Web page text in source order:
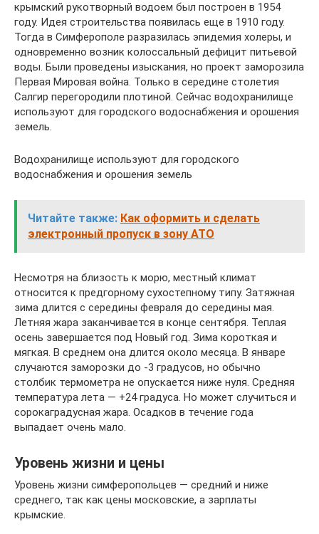
крымский рукотворный водоем был построен в 1954
году. Идея строительства появилась еще в 1910 году.
Тогда в Симферополе разразилась эпидемия холеры, и
одновременно возник колоссальный дефицит питьевой
воды. Были проведены изыскания, но проект заморозила
Первая Мировая война. Только в середине столетия
Салгир перегородили плотиной. Сейчас водохранилище
используют для городского водоснабжения и орошения
земель.
Водохранилище используют для городского
водоснабжения и орошения земель
Читайте также: Как оформить и сделать
электронный пропуск в зону АТО
Несмотря на близость к морю, местный климат
относится к предгорному сухостепному типу. Затяжная
зима длится с середины февраля до середины мая.
Летняя жара заканчивается в конце сентября. Теплая
осень завершается под Новый год. Зима короткая и
мягкая. В среднем она длится около месяца. В январе
случаются заморозки до -3 градусов, но обычно
столбик термометра не опускается ниже нуля. Средняя
температура лета — +24 градуса. Но может случиться и
сорокаградусная жара. Осадков в течение года
выпадает очень мало.
Уровень жизни и цены
Уровень жизни симферопольцев — средний и ниже
среднего, так как цены московские, а зарплаты
крымские.